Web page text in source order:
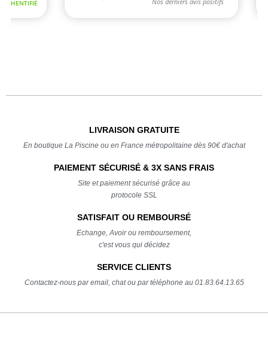
LIVRAISON GRATUITE
En boutique La Piscine ou en France métropolitaine dès 90€ d'achat
PAIEMENT SÉCURISÉ & 3X SANS FRAIS
Site et paiement sécurisé grâce au
protocole SSL
SATISFAIT OU REMBOURSÉ
Echange, Avoir ou remboursement,
c'est vous qui décidez
SERVICE CLIENTS
Contactez-nous par email, chat ou par téléphone au 01.83.64.13.65